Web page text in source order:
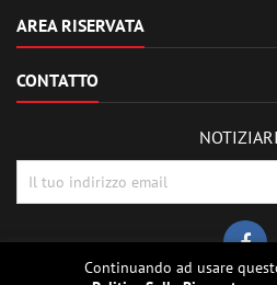
AREA RISERVATA
CONTATTO
Continuando ad usare